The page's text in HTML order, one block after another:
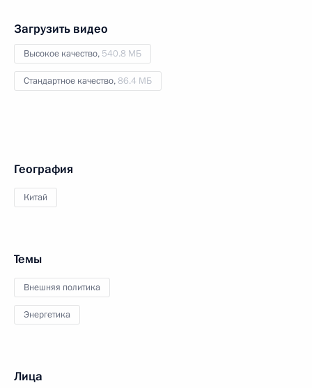
Загрузить видео
Высокое качество, 540.8 МБ
Стандартное качество,86.4 МБ
География
Китай
Темы
Внешняя политика
Энергетика
Лица